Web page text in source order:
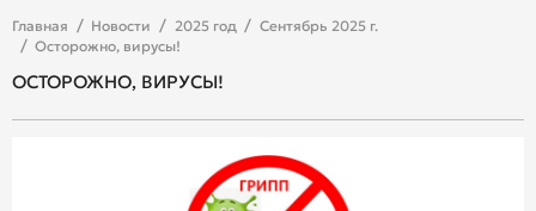
Главная Новости 2025 год
Сентябрь 2025 г.
Осторожно, вирусы!
ОСТОРОЖНО, ВИРУСЫ!